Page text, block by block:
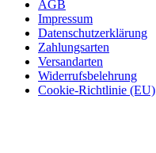
AGB
Impressum
Datenschutzerklärung
Zahlungsarten
Versandarten
Widerrufsbelehrung
Cookie-Richtlinie (EU)